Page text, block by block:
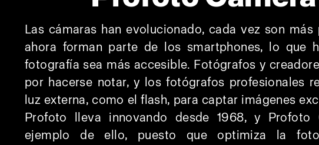
Las cámaras han evolucionado, cada vez son más
ahora forman parte de los smartphones, lo que
fotografía sea más accesible. Fotógrafos y
por hacerse notar, y los fotógrafos profesionales
luz externa, como el flash, para captar imágenes
Profoto lleva innovando desde 1968, y Profoto
ejemplo de ello, puesto que optimiza la